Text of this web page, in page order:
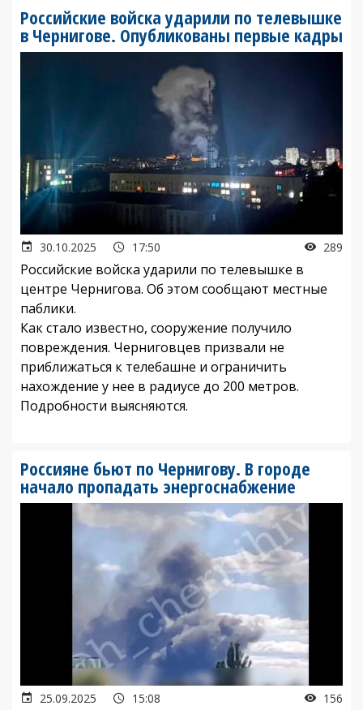
Российские войска ударили по телевышке
в Чернигове. Опубликованы первые кадры
30.10.2025 17:50 289
Российские войска ударили по телевышке в
центре Чернигова. Об этом сообщают местные
паблики.
Как стало известно, сооружение получило
повреждения. Черниговцев призвали не
приближаться к телебашне и ограничить
нахождение у нее в радиусе до 200 метров.
Подробности выясняются.
Россияне бьют по Чернигову. В городе
начало пропадать энергоснабжение
25.09.2025 15:08 156